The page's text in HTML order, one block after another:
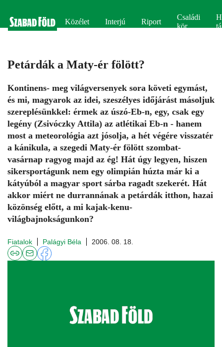
Közélet Interjú Riport
Családi
kör
Petárdák a Maty-ér fölött?
Kontinens- meg világversenyek sora követi egymást,
és mi, magyarok az idei, szeszélyes időjárást másoljuk
szereplésünkkel: érmek az úszó-Eb-n, egy, csak egy
legény (Zsivóczky Attila) az atlétikai Eb-n - hanem
most a meteorológia azt jósolja, a hét végére visszatér
a kánikula, a szegedi Maty-ér fölött szombat-
vasárnap ragyog majd az ég! Hát úgy legyen, hiszen
sikersportágunk nem egy olimpián húzta már ki a
kátyúból a magyar sport sárba ragadt szekerét. Hát
akkor miért ne durrannának a petárdák itthon, hazai
közönség előtt, a mi kajak-kenu-
világbajnokságunkon?
Fiatalok Palágyi Béla 2006. 08. 18.